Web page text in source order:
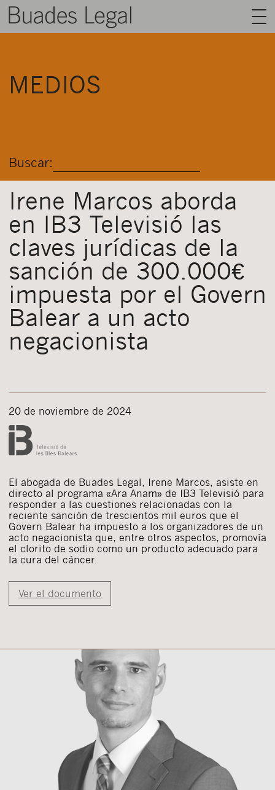
CONTACTO
ESPAÑOL
MEDIOS
Buscar:
Irene Marcos aborda
en IB3 Televisió las
claves jurídicas de la
sanción de 300.000€
impuesta por el Govern
Balear a un acto
negacionista
20 de noviembre de 2024
El abogada de Buades Legal, Irene Marcos, asiste en
directo al programa «Ara Anam» de IB3 Televisió para
responder a las cuestiones relacionadas con la
reciente sanción de trescientos mil euros que el
Govern Balear ha impuesto a los organizadores de un
acto negacionista que, entre otros aspectos, promovía
el clorito de sodio como un producto adecuado para
la cura del cáncer.
Ver el documento